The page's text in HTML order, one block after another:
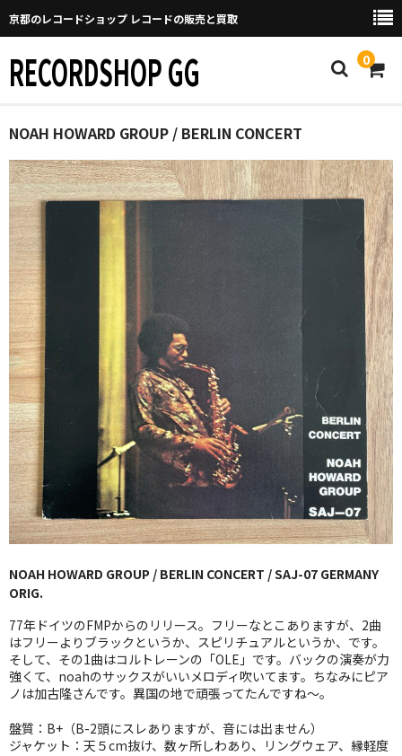
京都のレコードショップ レコードの販売と買取
RECORDSHOP GG 0
Home
マイページ
GGについて
買取について
取り置きなどについて
Categories
New Arrivals
新譜
GG RECORD （当店のレーベル）
全商品
JAZZ-US
BLUE NOTE
JAZZ-EU
JAZZ-JP
JAZZ-VOCAL
J-POP
ROCK
NOAH HOWARD GROUP / BERLIN CONCERT
NOAH HOWARD GROUP / BERLIN CONCERT / SAJ-07 GERMANY
ORIG.
77年ドイツのFMPからのリリース。フリーなとこありますが、2曲
はフリーよりブラックというか、スピリチュアルというか、です。
そして、その1曲はコルトレーンの「OLE」です。バックの演奏が力
強くて、noahのサックスがいいメロディ吹いてます。ちなみにピア
ノは加古隆さんです。異国の地で頑張ってたんですね〜。
盤質：B+（B-2頭にスレありますが、音には出ません）
ジャケット：天５cm抜け、数ヶ所しわあり、リングウェア、縁軽度